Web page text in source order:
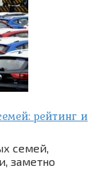
рейтинг и
семей,
заметно